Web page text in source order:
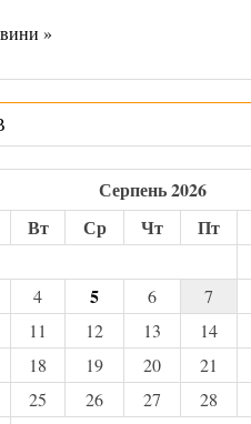
»
Серпень 2026
Вт Ср Чт Пт
4 5 6 7
11 12 13 14
18 19 20 21
25 26 27 28